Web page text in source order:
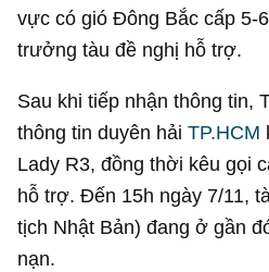
vực có gió Đông Bắc cấp 5-
trưởng tàu đề nghị hỗ trợ.
Sau khi tiếp nhận thông tin,
thông tin duyên hảiTP.HCM
Lady R3, đồng thời kêu gọi
hỗ trợ. Đến 15h ngày 7/11,
tịch Nhật Bản) đang ở gần
nạn.